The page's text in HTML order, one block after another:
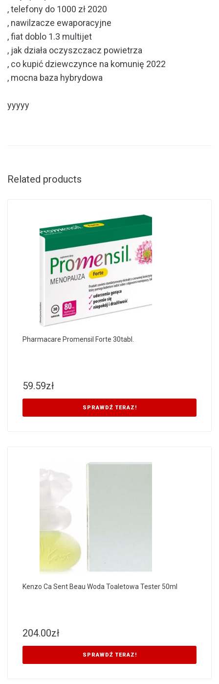
, telefony do 1000 zł 2020
, nawilzacze ewaporacyjne
, fiat doblo 1.3 multijet
, jak działa oczyszczacz powietrza
, co kupić dziewczynce na komunię 2022
, mocna baza hybrydowa
yyyyy
Related products
Pharmacare Promensil Forte 30tabl.
59.59zł
SPRAWDŹ TERAZ!
Kenzo Ca Sent Beau Woda Toaletowa Tester 50ml
204.00zł
SPRAWDŹ TERAZ!